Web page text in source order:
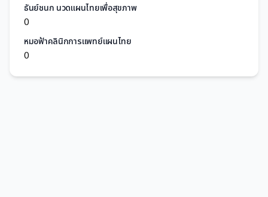
ธันย์ชนก นวดแผนไทยเพื่อสุขภาพ
0
หมอฟ้าคลินิกการแพทย์แผนไทย
0